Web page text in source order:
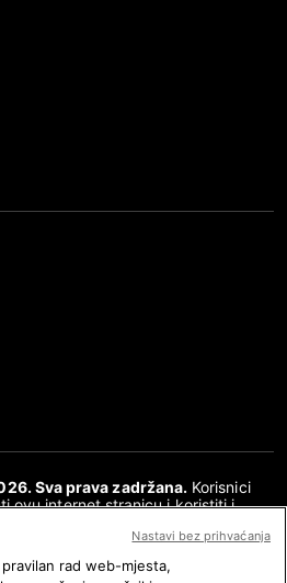
Sva prava zadržana. Korisnici
ovu internet stranicu i koristiti i
bilo kakva vrsta reproduciranja,
sadržaja ove internet
za bilo koju drugu namjenu i/ili
rad web-mjesta,
Nastavi bez prihvaćanja